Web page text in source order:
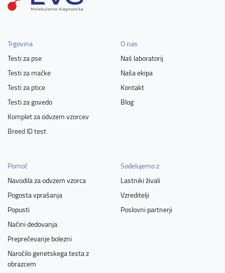
Trgovina
Testi za pse
Testi za mačke
Testi za ptice
Testi za govedo
Komplet za odvzem vzorcev
Breed ID test
O nas
Naš laboratorij
Naša ekipa
Kontakt
Blog
Pomoč
Navodila za odvzem vzorca
Pogosta vprašanja
Popusti
Načini dedovanja
Preprečevanje bolezni
Naročilo genetskega testa z
obrazcem
Sodelujemo z
Lastniki živali
Vzreditelji
Poslovni partnerji